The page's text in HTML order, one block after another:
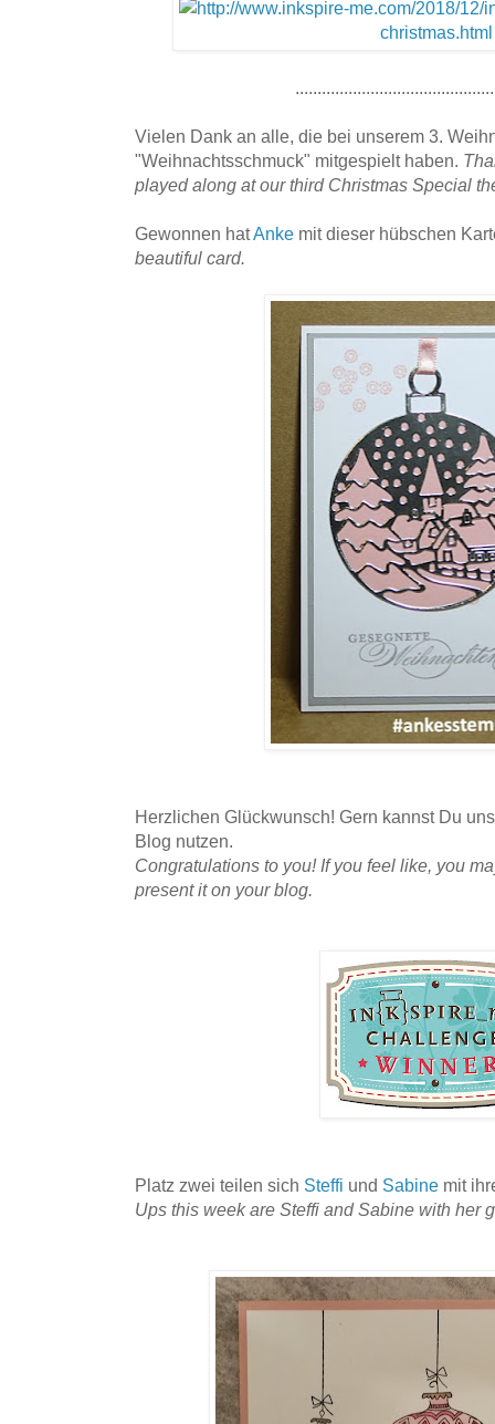
Vielen Dank an alle, die bei unserem 3.
"Weihnachtsschmuck" mitgespielt haben.
played along at our third Christmas Special
Gewonnen hatAnke mit dieser hübschen
beautiful card.
Herzlichen Glückwunsch! Gern kannst Du
Blog nutzen.
Congratulations to you! If you feel like, you
present it on your blog.
Platz zwei teilen sich Steffi und Sabine mit
Ups this week are Steffi and Sabine with her